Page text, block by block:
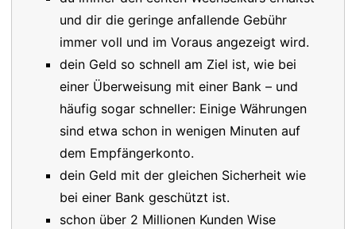
und dir die geringe anfallende Gebühr
immer voll und im Voraus angezeigt wird.
dein Geld so schnell am Ziel ist, wie bei
einer Überweisung mit einer Bank – und
häufig sogar schneller: Einige Währungen
sind etwa schon in wenigen Minuten auf
dem Empfängerkonto.
dein Geld mit der gleichen Sicherheit wie
bei einer Bank geschützt ist.
schon über 2 Millionen Kunden Wise